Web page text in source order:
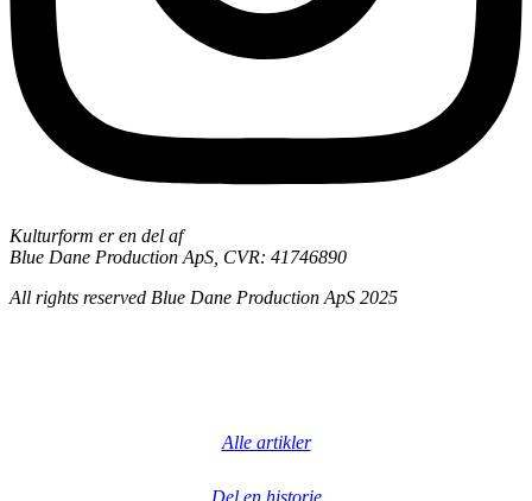
Kulturform er en del af
Blue Dane Production ApS, CVR: 41746890
All rights reserved Blue Dane Production ApS 2025
Alle artikler